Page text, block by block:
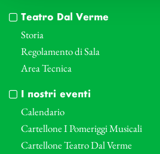
Teatro Dal Verme
Storia
Regolamento di Sala
Area Tecnica
I nostri eventi
Calendario
Cartellone I Pomeriggi Musicali
Cartellone Teatro Dal Verme